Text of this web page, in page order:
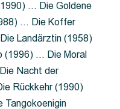
… Die Goldene
… Die Koffer
Landärztin (1958)
(1996) … Die Moral
Nacht der
Rückkehr (1990)